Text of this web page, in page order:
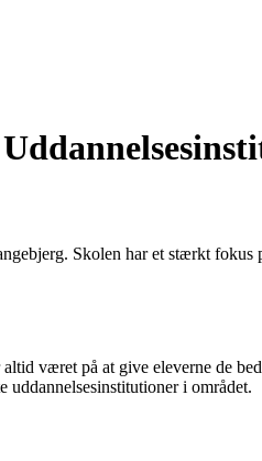
Skolen har et stærkt
været på at give eleverne de
i området.